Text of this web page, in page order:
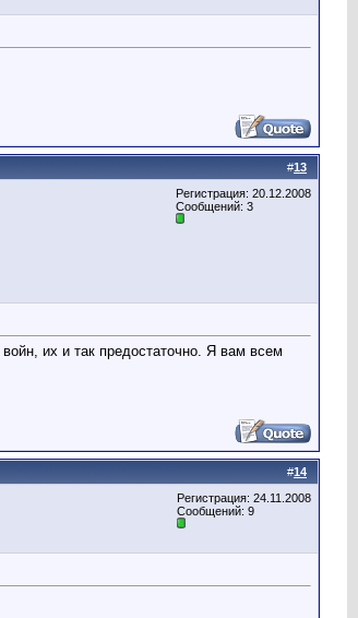
#13
Регистрация: 20.12.2008
Сообщений: 3
их и так предостаточно. Я вам всем
#14
Регистрация: 24.11.2008
Сообщений: 9